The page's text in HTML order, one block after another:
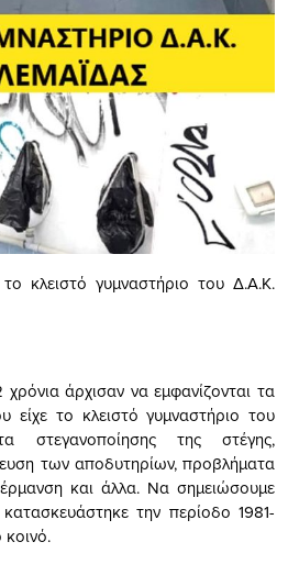
κλειστό γυμναστήριο του Δ.Α.Κ.
άρχισαν να εμφανίζονται τα
το κλειστό γυμναστήριο του
στεγανοποίησης της στέγης,
των αποδυτηρίων, προβλήματα
και άλλα. Να σημειώσουμε
την περίοδο 1981-